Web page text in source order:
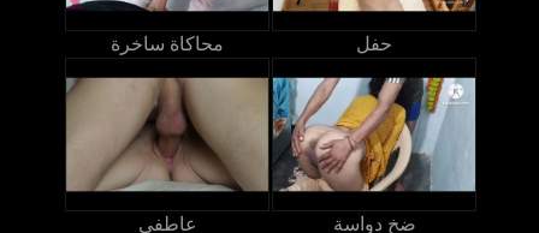
محاكاة ساخرة حفل
عاطفي ضخ دواسة